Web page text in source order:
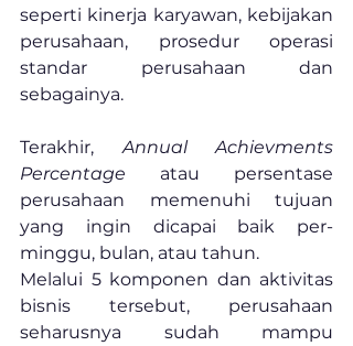
seperti kinerja karyawan, kebijakan
perusahaan, prosedur operasi
standar perusahaan dan
sebagainya.
Terakhir, Annual Achievments
Percentage atau persentase
perusahaan memenuhi tujuan
yang ingin dicapai baik per-
minggu, bulan, atau tahun.
Melalui 5 komponen dan aktivitas
bisnis tersebut, perusahaan
seharusnya sudah mampu